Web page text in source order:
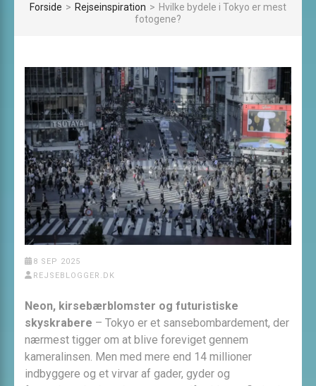
Forside > Rejseinspiration > Hvilke bydele i Tokyo er mest
fotogene?
8 SEP 2025
REJSEBLOGGER.DK
Neon, kirsebærblomster og futuristiske
skyskrabere – Tokyo er et sansebombardement, der
nærmest tigger om at blive foreviget gennem
kameralinsen. Men med mere end 14 millioner
indbyggere og et virvar af gader, gyder og